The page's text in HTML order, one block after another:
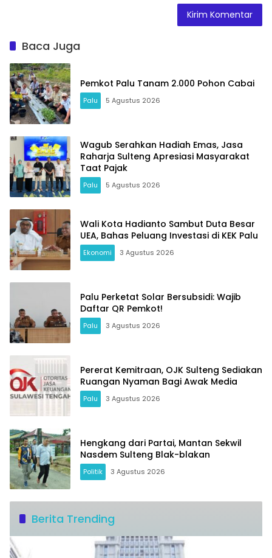
Baca Juga
Pemkot Palu Tanam 2.000 Pohon Cabai
Palu 5 Agustus 2026
Wagub Serahkan Hadiah Emas, Jasa
Raharja Sulteng Apresiasi Masyarakat
Taat Pajak
Palu 5 Agustus 2026
Wali Kota Hadianto Sambut Duta Besar
UEA, Bahas Peluang Investasi di KEK Palu
Ekonomi 3 Agustus 2026
Palu Perketat Solar Bersubsidi: Wajib
Daftar QR Pemkot!
Palu 3 Agustus 2026
Pererat Kemitraan, OJK Sulteng Sediakan
Ruangan Nyaman Bagi Awak Media
Palu 3 Agustus 2026
Hengkang dari Partai, Mantan Sekwil
Nasdem Sulteng Blak-blakan
Politik 3 Agustus 2026
Berita Trending